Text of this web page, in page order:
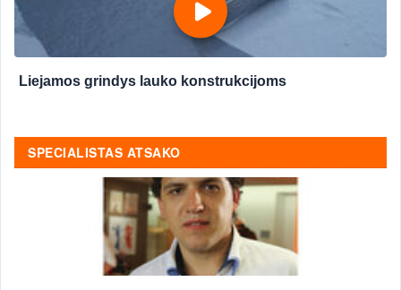
Liejamos grindys lauko konstrukcijoms
SPECIALISTAS ATSAKO